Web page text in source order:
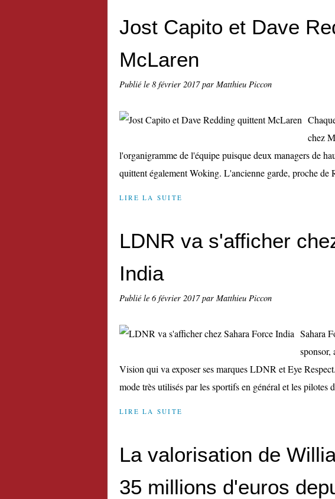
Jost Capito et Dave
McLaren
Publié le 8 février 2017par Matthieu Piccon
chez
l'organigramme de l'équipe puisque deux managers de
quittent également Woking. L'ancienne garde, proche de
LIRE LA SUITE
LDNR va s'afficher
India
Publié le 6 février 2017par Matthieu Piccon
Sahara
sponsor,
Vision qui va exposer ses marques LDNR et Eye
mode très utilisés par les sportifs en général et les pilotes
LIRE LA SUITE
La valorisation de
35 millions d'euros